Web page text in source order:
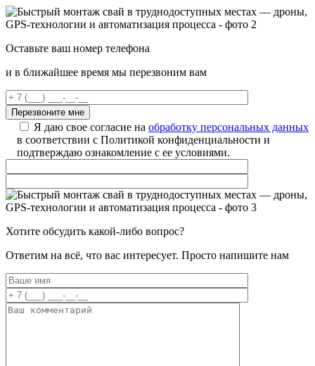
Оставьте ваш номер телефона
и в ближайшее время мы перезвоним вам
Я даю свое согласие на обработку персональных данных
в соответствии с Политикой конфиденциальности и
подтверждаю ознакомление с ее условиями.
Хотите обсудить какой-либо вопрос?
Ответим на всё, что вас интересует. Просто напишите нам